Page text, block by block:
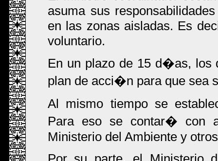
asuma sus
en las zonas aisladas. Es
voluntario.
En un plazo de 15 d�as, los
plan de acci�n para que sea
Al mismo tiempo se
Para eso se contar� con
Ministerio del Ambiente y